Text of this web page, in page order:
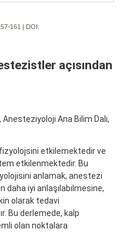
161 | DOI:
açısından
Ana Bilim Dalı,
etkilemektedir ve
etkilenmektedir. Bu
anlamak, anestezi
daha iyi anlaşılabilmesine,
olarak tedavi
Bu derlemede, kalp
olan noktalara